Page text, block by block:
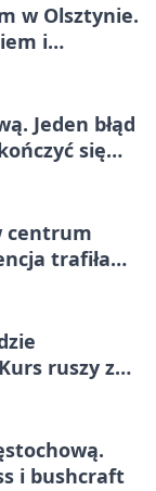
w Olsztynie.
i
Jeden błąd
się
centrum
trafiła
ruszy ze
i bushcraft